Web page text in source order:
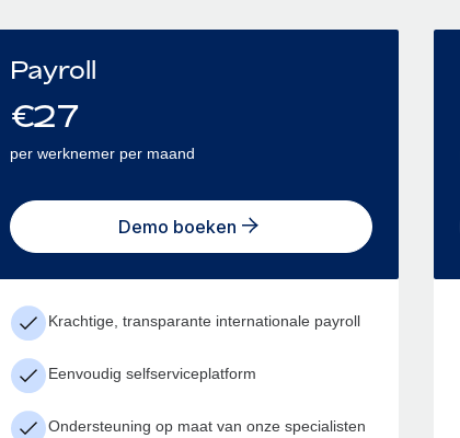
Payroll
€27
per werknemer per maand
Demo boeken
Krachtige, transparante internationale payroll
Eenvoudig selfserviceplatform
Ondersteuning op maat van onze specialisten